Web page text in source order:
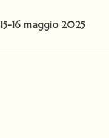
15-16 maggio 2025